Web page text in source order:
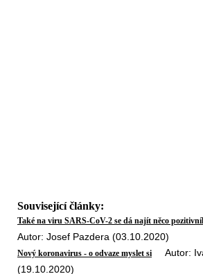
Související články:
Také na viru SARS-CoV-2 se dá najít něco
Autor: Josef Pazdera (03.10.2020)
Nový koronavirus - o odvaze myslet si Autor:
(19.10.2020)